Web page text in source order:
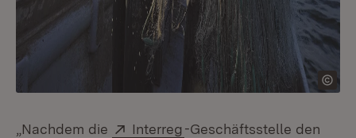
„Nachdem die Extern:
Interreg(Öffnet in neuem Fenster)
-Geschäftsstelle den